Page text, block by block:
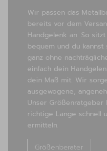
Wir passen das
bereits vor dem
Handgelenk an. So
bequem und du
ganz ohne
einfach dein
dein Maß mit. Wir
ausgewogene,
Unser
richtige Länge schnell
ermitteln.
Größenberater